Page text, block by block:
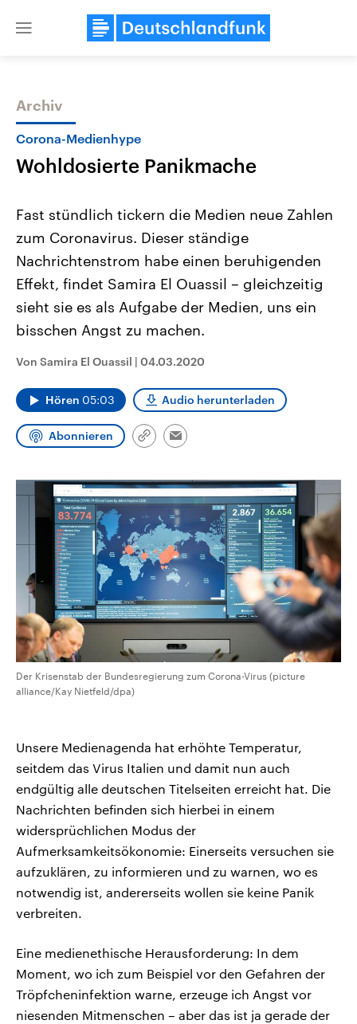
Close
Themen
Landtagswahl Sachsen-Anhalt
2026
Alle Informationen
Sachsen-Anhalt wählt am 6.
September 2026 einen neuen
Landtag. Seit 2021 wird das
Bundesland von einer Koalition aus
CDU, SPD und FDP regiert.-
Wahlprogramme, aktuelle Berichte
und Hintergründe zu den Parteien
Wahl.
USA
Aktuelle Beiträge,
Hintergründe
Wirtschaftlich und
Sendungen Programm Podcasts
Audio-Archiv
Archiv
Corona-Medienhype
Wohldosierte Panikmache
Fast stündlich tickern die Medien neue Zahlen
zum Coronavirus. Dieser ständige
Nachrichtenstrom habe einen beruhigenden
Effekt, findet Samira El Ouassil – gleichzeitig
sieht sie es als Aufgabe der Medien, uns ein
bisschen Angst zu machen.
Von Samira El Ouassil | 04.03.2020
Hören 05:03 Audio herunterladen
Abonnieren
Link
Email
Der Krisenstab der Bundesregierung zum Corona-Virus (picture
alliance/Kay Nietfeld/dpa)
Unsere Medienagenda hat erhöhte Temperatur,
seitdem das Virus Italien und damit nun auch
endgültig alle deutschen Titelseiten erreicht hat. Die
Nachrichten befinden sich hierbei in einem
widersprüchlichen Modus der
Aufmerksamkeitsökonomie: Einerseits versuchen sie
aufzuklären, zu informieren und zu warnen, wo es
notwendig ist, andererseits wollen sie keine Panik
verbreiten.
Eine medienethische Herausforderung: In dem
Moment, wo ich zum Beispiel vor den Gefahren der
Tröpfcheninfektion warne, erzeuge ich Angst vor
niesenden Mitmenschen – aber das ist ja gerade der